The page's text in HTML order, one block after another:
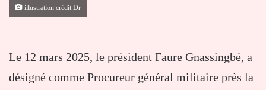
illustration crédit Dr
Le 12 mars 2025, le président Faure Gnassingbé, a
désigné comme Procureur général militaire près la